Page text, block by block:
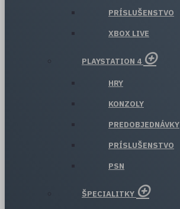
PRÍSLUŠENSTVO
XBOX LIVE
PLAYSTATION 4
HRY
KONZOLY
PREDOBJEDNÁVKY
PRÍSLUŠENSTVO
PSN
ŠPECIALITKY